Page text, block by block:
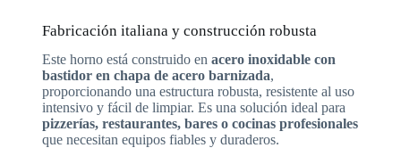
Fabricación italiana y construcción robusta
Este horno está construido en acero inoxidable con
bastidor en chapa de acero barnizada,
proporcionando una estructura robusta, resistente al uso
intensivo y fácil de limpiar. Es una solución ideal para
pizzerías, restaurantes, bares o cocinas profesionales
que necesitan equipos fiables y duraderos.